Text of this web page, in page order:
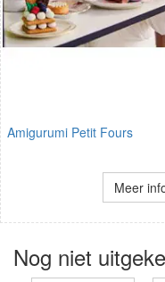
Amigurumi Petit Fours
Meer
Nog niet